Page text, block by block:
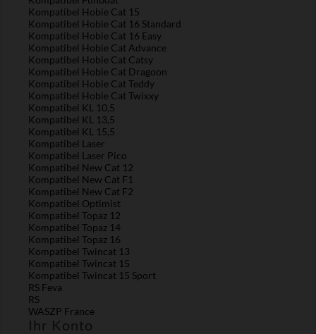
Kompatibel Hobie Cat 15
Kompatibel Hobie Cat 16 Standard
Kompatibel Hobie Cat 16 Easy
Kompatibel Hobie Cat Advance
Kompatibel Hobie Cat Catsy
Kompatibel Hobie Cat Dragoon
Kompatibel Hobie Cat Teddy
Kompatibel Hobie Cat Twixxy
Kompatibel KL 10,5
Kompatibel KL 13,5
Kompatibel KL 15,5
Kompatibel Laser
Kompatibel Laser Pico
Kompatibel New Cat 12
Kompatibel New Cat F1
Kompatibel New Cat F2
Kompatibel Optimist
Kompatibel Topaz 12
Kompatibel Topaz 14
Kompatibel Topaz 16
Kompatibel Twincat 13
Kompatibel Twincat 15
Kompatibel Twincat 15 Sport
RS Feva
RS
WASZP France
Ihr Konto